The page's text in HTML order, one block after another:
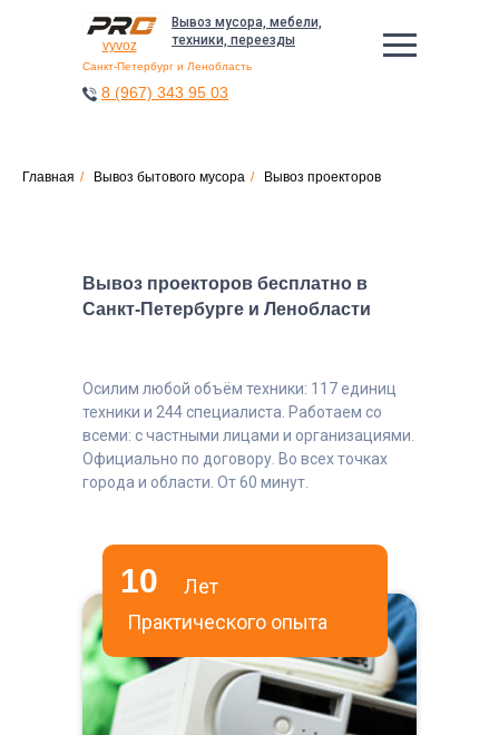
vyvoz
Вывоз мусора, мебели,
техники, переезды
Санкт-Петербург и Ленобласть
8 (967) 343 95 03
Главная / Вывоз бытового мусора / Вывоз проекторов
Вывоз проекторов бесплатно в
Санкт-Петербурге и Ленобласти
Осилим любой объём техники: 117 единиц
техники и 244 специалиста. Работаем со
всеми: с частными лицами и организациями.
Официально по договору. Во всех точках
города и области. От 60 минут.
10
Лет
Практического опыта